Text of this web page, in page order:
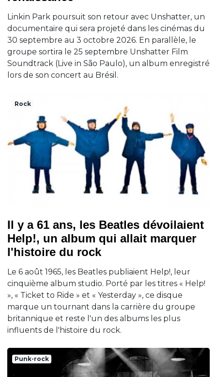
Linkin Park poursuit son retour avec Unshatter, un
documentaire qui sera projeté dans les cinémas du
30 septembre au 3 octobre 2026. En parallèle, le
groupe sortira le 25 septembre Unshatter Film
Soundtrack (Live in São Paulo), un album enregistré
lors de son concert au Brésil.
Rock
Il y a 61 ans, les Beatles dévoilaient
Help!, un album qui allait marquer
l'histoire du rock
Le 6 août 1965, les Beatles publiaient Help!, leur
cinquième album studio. Porté par les titres « Help!
», « Ticket to Ride » et « Yesterday », ce disque
marque un tournant dans la carrière du groupe
britannique et reste l'un des albums les plus
influents de l'histoire du rock.
Punk-rock